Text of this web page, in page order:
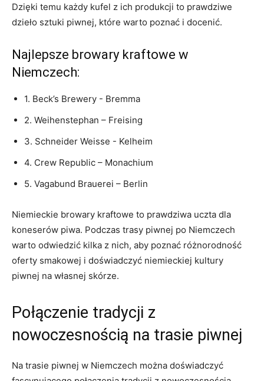
⁢Dzięki temu każdy kufel z ich produkcji to‍ prawdziwe
dzieło sztuki piwnej,‍ które warto poznać i docenić.
Najlepsze browary kraftowe w
Niemczech:
1. Beck’s Brewery -⁤ Bremma
2. ‍Weihenstephan – Freising
3. Schneider Weisse ‌- Kelheim
4. Crew Republic – ⁢Monachium
5. ⁤Vagabund⁢ Brauerei – Berlin
Niemieckie browary kraftowe to ‌prawdziwa uczta dla⁢
koneserów‌ piwa. Podczas ⁢trasy piwnej po Niemczech
warto odwiedzić kilka z nich, aby poznać⁤ różnorodność
oferty⁢ smakowej i doświadczyć⁣ niemieckiej‌ kultury
piwnej na własnej ​skórze.
Połączenie tradycji z
nowoczesnością na trasie piwnej
Na trasie piwnej w Niemczech można doświadczyć